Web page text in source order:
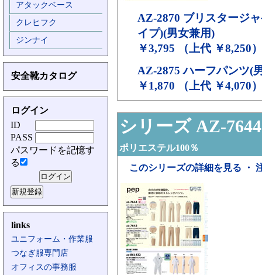
アタックベース
クレヒフク
ジンナイ
安全靴カタログ
ログイン
ID
PASS
パスワードを記憶す
る
links
ユニフォーム・作業服
つなぎ服専門店
オフィスの事務服
AZ-2870 ブリスタージ
イプ)(男女兼用)
￥3,795 （上代 ￥8,250）
AZ-2875 ハーフパンツ(
￥1,870 （上代 ￥4,070）
シリーズ AZ-7644
ポリエステル100％
このシリーズの詳細を見る ・